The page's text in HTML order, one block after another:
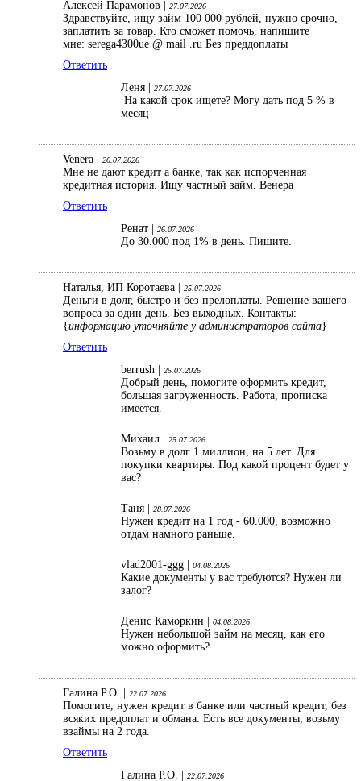
Алексей Парамонов | 27.07.2026
Здравствуйте, ищу займ 100 000 рублей, нужно срочно,
заплатить за товар. Кто сможет помочь, напишите
мне: serega4300ue @ mail .ru Без преддоплаты
Ответить
Леня |
27.07.2026
На какой срок ищете? Могу дать под 5 % в
месяц
Venera | 26.07.2026
Мне не дают кредит а банке, так как испорченная
кредитная история. Ищу частный займ. Венера
Ответить
Ренат |
26.07.2026
До 30.000 под 1% в день. Пишите.
Наталья, ИП Коротаева | 25.07.2026
Деньги в долг, быстро и без прелоплаты. Решение вашего
вопроса за один день. Без выходных. Контакты:
{информацию уточняйте у администраторов сайта}
Ответить
berrush |
25.07.2026
Добрый день, помогите оформить кредит,
большая загруженность. Работа, прописка
имеется.
Михаил | 25.07.2026
Возьму в долг 1 миллион, на 5 лет. Для
покупки квартиры. Под какой процент будет у
вас?
Таня | 28.07.2026
Нужен кредит на 1 год - 60.000, возможно
отдам намного раньше.
vlad2001-ggg | 04.08.2026
Какие документы у вас требуются? Нужен ли
залог?
Денис Каморкин | 04.08.2026
Нужен небольшой займ на месяц, как его
можно оформить?
Галина Р.О. | 22.07.2026
Помогите, нужен кредит в банке или частный кредит, без
всяких предоплат и обмана. Есть все документы, возьму
взаймы на 2 года.
Ответить
Галина Р.О. |
22.07.2026